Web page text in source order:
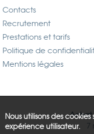
Contacts
Recrutement
Prestations et tarifs
Politique de
Mentions légales
7
Nous utilisons des
expérience utilisateur.